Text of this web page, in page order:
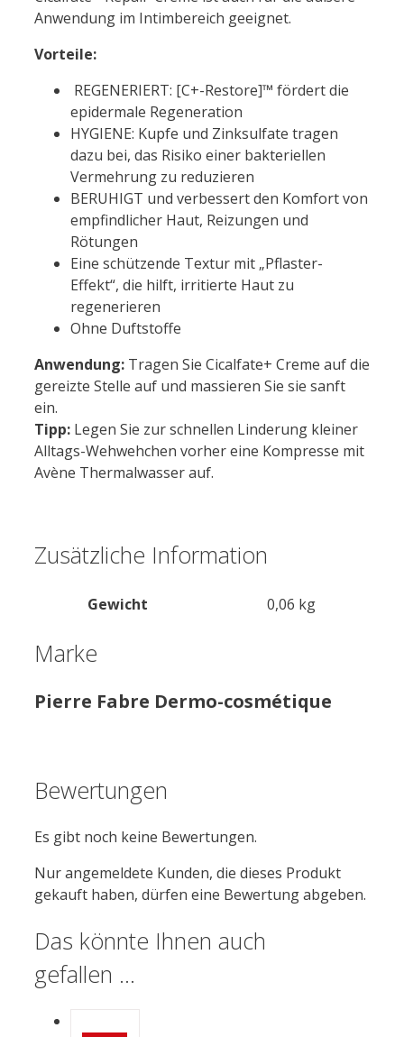
Anwendung im Intimbereich geeignet.
Vorteile:
REGENERIERT: [C+-Restore]™ fördert die
epidermale Regeneration
HYGIENE: Kupfe und Zinksulfate tragen
dazu bei, das Risiko einer bakteriellen
Vermehrung zu reduzieren
BERUHIGT und verbessert den Komfort von
empfindlicher Haut, Reizungen und
Rötungen
Eine schützende Textur mit „Pflaster-
Effekt“, die hilft, irritierte Haut zu
regenerieren
Ohne Duftstoffe
Anwendung: Tragen Sie Cicalfate+ Creme auf die
gereizte Stelle auf und massieren Sie sie sanft
ein.
Tipp: Legen Sie zur schnellen Linderung kleiner
Alltags-Wehwehchen vorher eine Kompresse mit
Avène Thermalwasser auf.
Zusätzliche Information
Gewicht 0,06 kg
Marke
Pierre Fabre Dermo-cosmétique
Bewertungen
Es gibt noch keine Bewertungen.
Nur angemeldete Kunden, die dieses Produkt
gekauft haben, dürfen eine Bewertung abgeben.
Das könnte Ihnen auch
gefallen …